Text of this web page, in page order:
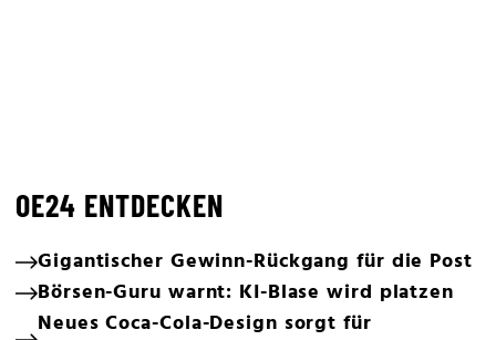
OE24 ENTDECKEN
Gigantischer Gewinn-Rückgang für die Post
Börsen-Guru warnt: KI-Blase wird platzen
Neues Coca-Cola-Design sorgt für